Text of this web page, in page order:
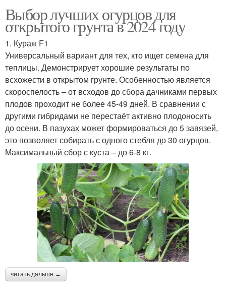
Выбор лучших огурцов для
открытого грунта в 2024 году
1. Кураж F1
Универсальный вариант для тех, кто ищет семена для
теплицы. Демонстрирует хорошие результаты по
всхожести в открытом грунте. Особенностью является
скороспелость – от всходов до сбора дачниками первых
плодов проходит не более 45-49 дней. В сравнении с
другими гибридами не перестаёт активно плодоносить
до осени. В пазухах может формироваться до 5 завязей,
это позволяет собирать с одного стебля до 30 огурцов.
Максимальный сбор с куста – до 6-8 кг.
читать дальше →